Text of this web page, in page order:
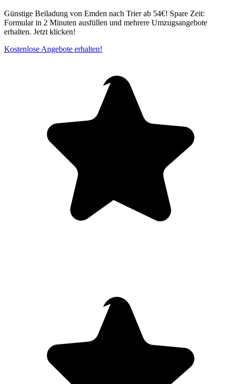
Günstige Beiladung von Emden nach Trier ab 54€! Spare Zeit:
Formular in 2 Minuten ausfüllen und mehrere Umzugsangebote
erhalten. Jetzt klicken!
Kostenlose Angebote erhalten!